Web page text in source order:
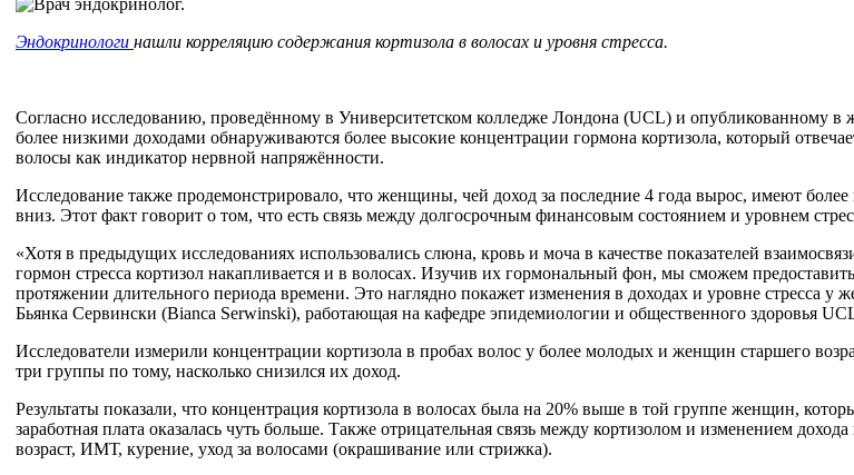
Эндокринологи нашли корреляцию содержания кортизола в волосах и уровня стресса.
Согласно исследованию, проведённому в Университетском колледже Лондона (UCL) и опубликованному в
более низкими доходами обнаруживаются более высокие концентрации гормона кортизола, который
волосы как индикатор нервной напряжённости.
Исследование также продемонстрировало, что женщины, чей доход за последние 4 года вырос, имеют
вниз. Этот факт говорит о том, что есть связь между долгосрочным финансовым состоянием и уровнем
«Хотя в предыдущих исследованиях использовались слюна, кровь и моча в качестве показателей
гормон стресса кортизол накапливается и в волосах. Изучив их гормональный фон, мы сможем
протяжении длительного периода времени. Это наглядно покажет изменения в доходах и уровне стресса
Бьянка Сервински (Bianca Serwinski), работающая на кафедре эпидемиологии и общественного здоровья
Исследователи измерили концентрации кортизола в пробах волос у более молодых и женщин старшего
три группы по тому, насколько снизился их доход.
Результаты показали, что концентрация кортизола в волосах была на 20% выше в той группе женщин,
заработная плата оказалась чуть больше. Также отрицательная связь между кортизолом и изменением
возраст, ИМТ, курение, уход за волосами (окрашивание или стрижка).